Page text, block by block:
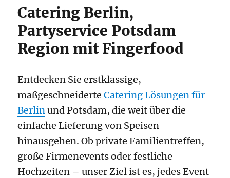
Catering Berlin,
Partyservice Potsdam
Region mit Fingerfood
Entdecken Sie erstklassige,
maßgeschneiderteCatering Lösungen für
Berlinund Potsdam, die weit über die
einfache Lieferung von Speisen
hinausgehen. Ob private Familientreffen,
große Firmenevents oder festliche
Hochzeiten – unser Ziel ist es, jedes Event